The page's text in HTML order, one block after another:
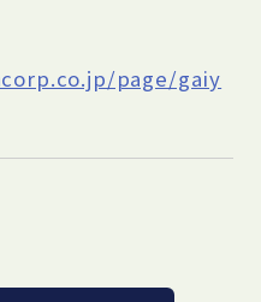
page/gaiy